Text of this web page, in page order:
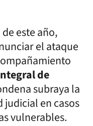
este año,
el ataque
de
subraya la
en casos
vulnerables.